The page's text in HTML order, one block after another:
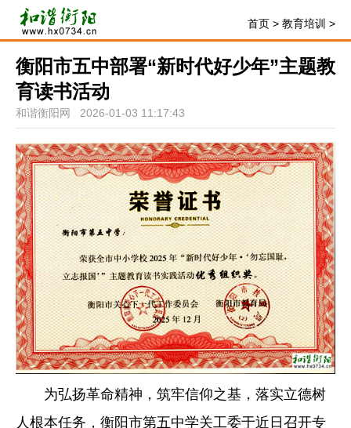
首页 > 教育培训 >
衡阳市五中部署“新时代好少年”主题教
育读书活动
和谐衡阳网 2026-01-03 11:17:43
为弘扬革命精神，筑牢信仰之基，落实立德树
人根本任务，衡阳市第五中学关工委于近日召开专